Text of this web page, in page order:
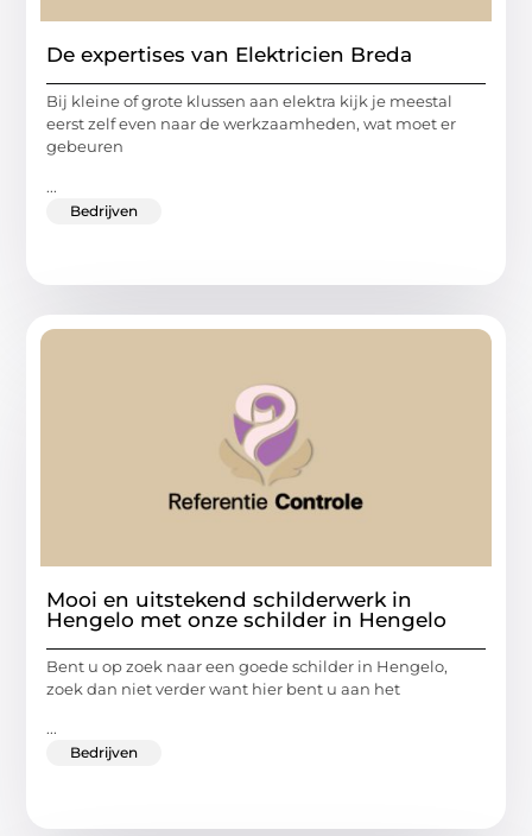
De expertises van Elektricien Breda
Bij kleine of grote klussen aan elektra kijk je meestal
eerst zelf even naar de werkzaamheden, wat moet er
gebeuren
...
Bedrijven
Mooi en uitstekend schilderwerk in
Hengelo met onze schilder in Hengelo
Bent u op zoek naar een goede schilder in Hengelo,
zoek dan niet verder want hier bent u aan het
...
Bedrijven